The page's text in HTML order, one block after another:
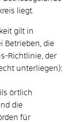
liegt.
gilt in
Betrieben, die
Richtlinie, der
unterliegen):
örtlich
die
für